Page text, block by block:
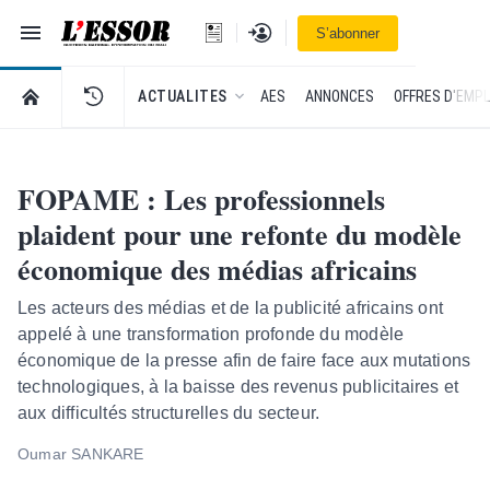
Navigation
L'Essor - retour à la une
Se connecterS’abonner
RETOUR À LA PAGE D’ACCUEIL DE L'ESSOR
ACTUALITES AES ANNONCES OFFRES
FOPAME : Les professionnels
plaident pour une refonte du modèle
économique des médias africains
Les acteurs des médias et de la publicité africains ont
appelé à une transformation profonde du modèle
économique de la presse afin de faire face aux mutations
technologiques, à la baisse des revenus publicitaires et
aux difficultés structurelles du secteur.
Oumar SANKARE